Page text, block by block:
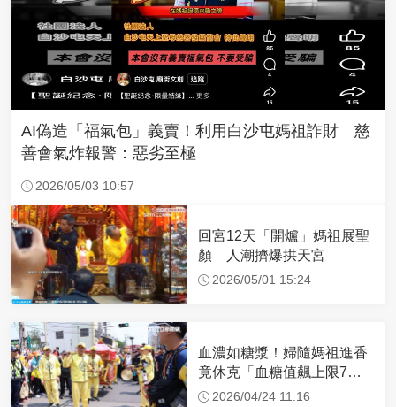
AI偽造「福氣包」義賣！利用白沙屯媽祖詐財 慈
善會氣炸報警：惡劣至極
2026/05/03 10:57
回宮12天「開爐」媽祖展聖
顏 人潮擠爆拱天宮
2026/05/01 15:24
血濃如糖漿！婦隨媽祖進香
竟休克「血糖值飆上限7
倍」 醫曝原因
2026/04/24 11:16